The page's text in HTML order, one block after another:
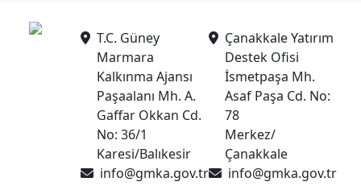
T.C. Güney
Marmara
Kalkınma Ajansı
Paşaalanı Mh. A.
Gaffar Okkan Cd.
No: 36/1
Karesi/Balıkesir
info@gmka.gov.tr
Çanakkale Yatırım
Destek Ofisi
İsmetpaşa Mh.
Asaf Paşa Cd. No:
78
Merkez/
Çanakkale
info@gmka.gov.tr